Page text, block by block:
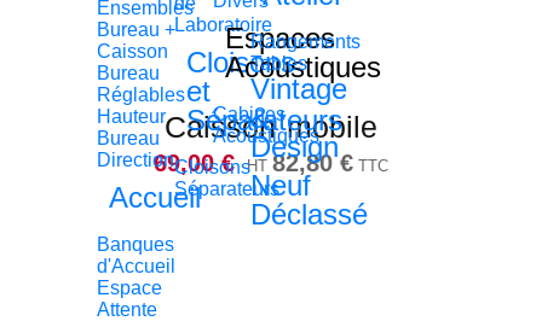
Ensembles
Bureau +
Caisson
Bureau
Réglables
Hauteur
Bureau
Direction
Accueil
Banques
d'Accueil
Espace
Attente
Laboratoire
Cloisons
et
Séparateurs
Cloisons
Séparateurs
Espaces
Acoustiques
Cabines
Acoustiques
Rangements
Tables
Vintage
&
Design
Neuf
Déclassé
Caisson mobile
69,00€ HT 82,80€ TTC